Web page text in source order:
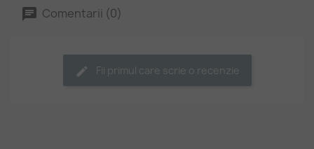
Comentarii (0)
Fii primul care scrie o recenzie